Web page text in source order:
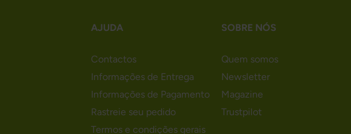
AJUDA
Contactos
Informações de Entrega
Informações de Pagamento
Rastreie seu pedido
Termos e condições gerais
SOBRE NÓS
Quem somos
Newsletter
Magazine
Trustpilot